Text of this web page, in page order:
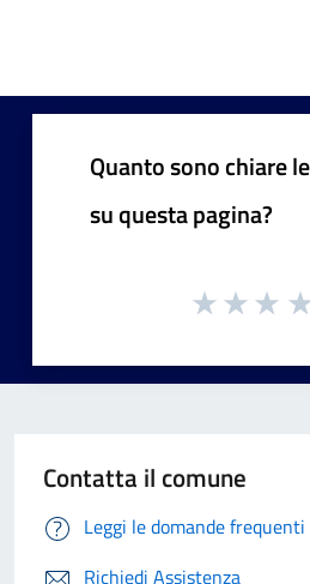
Quanto sono chiare
su questa pagina?
Contatta il comune
Leggi le domande frequenti
Richiedi Assistenza